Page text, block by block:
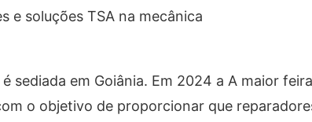
e soluções TSA na mecânica
sediada em Goiânia. Em 2024 a A maior
o objetivo de proporcionar que